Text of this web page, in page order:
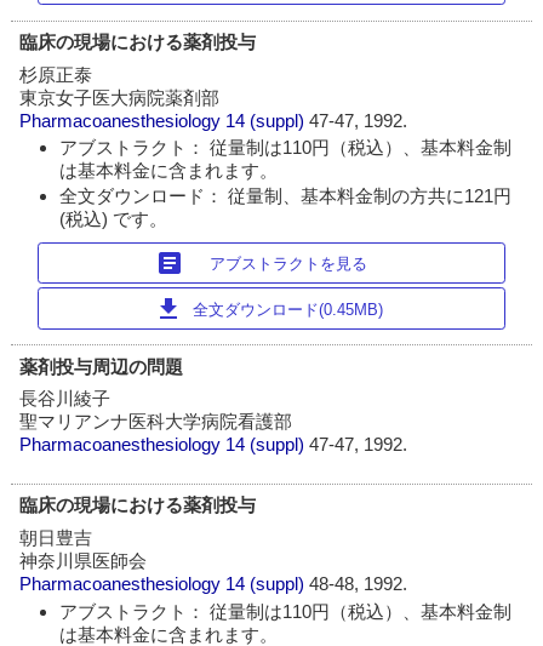
臨床の現場における薬剤投与
杉原正泰
東京女子医大病院薬剤部
Pharmacoanesthesiology 14 (suppl)47-47, 1992.
アブストラクト： 従量制は110円（税込）、基本料金制
は基本料金に含まれます。
全文ダウンロード： 従量制、基本料金制の方共に121円
(税込) です。
article アブストラクトを見る
download 全文ダウンロード(0.45MB)
薬剤投与周辺の問題
長谷川綾子
聖マリアンナ医科大学病院看護部
Pharmacoanesthesiology 14 (suppl)47-47, 1992.
臨床の現場における薬剤投与
朝日豊吉
神奈川県医師会
Pharmacoanesthesiology 14 (suppl)48-48, 1992.
アブストラクト： 従量制は110円（税込）、基本料金制
は基本料金に含まれます。